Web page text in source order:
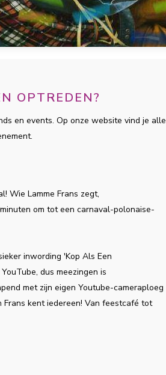
OPTREDEN?
en events. Op onze website vind je alle
Wie Lamme Frans zegt,
om tot een carnaval-polonaise-
inwording 'Kop Als Een
dus meezingen is
met zijn eigen Youtube-cameraploeg
Frans kent iedereen! Van feestcafé tot